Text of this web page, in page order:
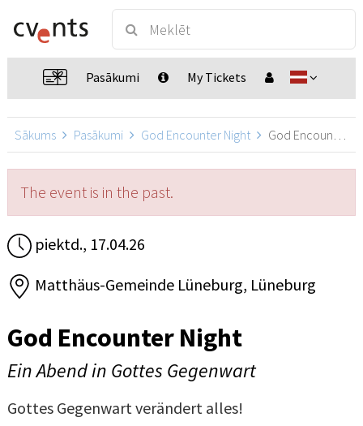
Pasākumi My Tickets
Sākums Pasākumi God Encounter Night God Encounter Night, Lüneburg
The event is in the past.
piektd., 17.04.26
Matthäus-Gemeinde Lüneburg, Lüneburg
God Encounter Night
Ein Abend in Gottes Gegenwart
Gottes Gegenwart verändert alles!